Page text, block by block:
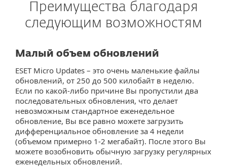
Преимущества благодаря
следующим возможностям
Малый объем обновлений
ESET Micro Updates – это очень маленькие файлы
обновлений, от 250 до 500 килобайт в неделю.
Если по какой-либо причине Вы пропустили два
последовательных обновления, что делает
невозможным стандартное еженедельное
обновление, Вы все равно можете загрузить
дифференциальное обновление за 4 недели
(объемом примерно 1-2 мегабайт). После этого Вы
можете возобновить обычную загрузку регулярных
еженедельных обновлений.